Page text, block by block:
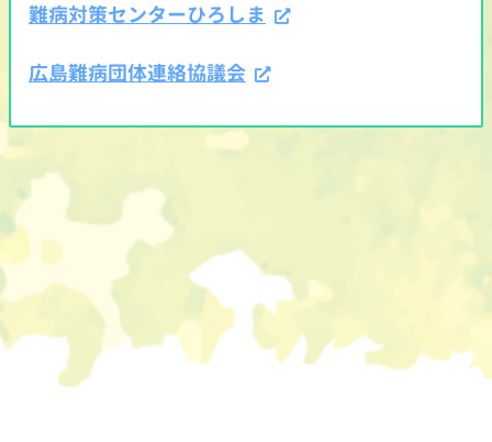
難病対策センターひろしま
広島難病団体連絡協議会